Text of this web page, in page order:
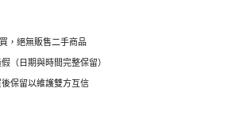
，絕無販售二手商品
（日期與時間完整保留）
保留以維護雙方互信